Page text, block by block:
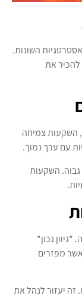
השונות.
להכיר את
השקעות צמיחה
עם ערך נמוך.
השקעות
נכון*
מפזרים
זה יעזור לנהל את